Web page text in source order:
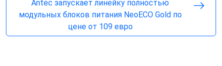
Antec запускает линейку полностью
модульных блоков питания NeoECO Gold по
цене от 109 евро